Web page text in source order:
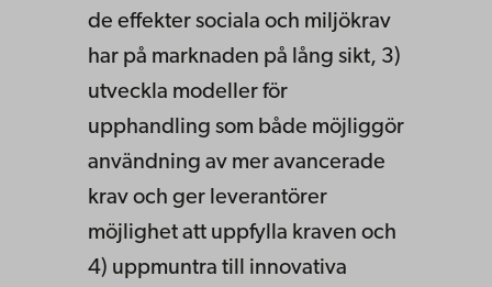
de effekter sociala och miljökrav
har på marknaden på lång sikt, 3)
utveckla modeller för
upphandling som både möjliggör
användning av mer avance­rade
krav och ger leverantörer
möjlighet att uppfylla kraven och
4) uppmuntra till innovativa